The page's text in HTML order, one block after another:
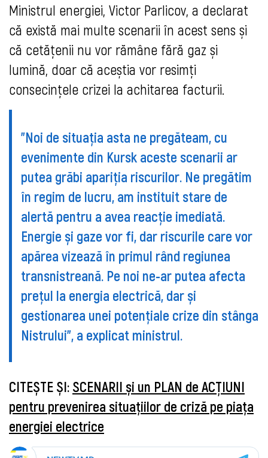
Ministrul energiei, Victor Parlicov, a declarat
că există mai multe scenarii în acest sens și
că cetățenii nu vor rămâne fără gaz și
lumină, doar că aceștia vor resimți
consecințele crizei la achitarea facturii.
”Noi de situația asta ne pregăteam, cu
evenimente din Kursk aceste scenarii ar
putea grăbi apariția riscurilor. Ne pregătim
în regim de lucru, am instituit stare de
alertă pentru a avea reacție imediată.
Energie și gaze vor fi, dar riscurile care vor
apărea vizează în primul rând regiunea
transnistreană. Pe noi ne-ar putea afecta
prețul la energia electrică, dar și
gestionarea unei potențiale crize din stânga
Nistrului”, a explicat ministrul.
CITEȘTE ȘI: SCENARII și un PLAN de ACȚIUNI
pentru prevenirea situațiilor de criză pe piața
energiei electrice